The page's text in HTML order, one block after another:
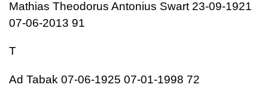
Mathias Theodorus Antonius Swart 23-09-1921
07-06-2013 91
T
Ad Tabak 07-06-1925 07-01-1998 72